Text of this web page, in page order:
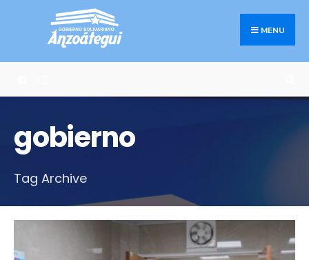
MENU
gobierno
Tag Archive
Search